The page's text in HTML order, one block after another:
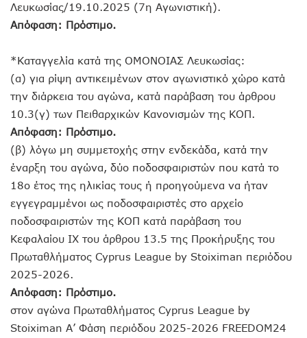
Λευκωσίας/19.10.2025 (7η Αγωνιστική).
Απόφαση: Πρόστιμο.
*Καταγγελία κατά της ΟΜΟΝΟΙΑΣ Λευκωσίας:
(α) για ρίψη αντικειμένων στον αγωνιστικό χώρο κατά
την διάρκεια του αγώνα, κατά παράβαση του άρθρου
10.3(γ) των Πειθαρχικών Κανονισμών της ΚΟΠ.
Απόφαση: Πρόστιμο.
(β) λόγω μη συμμετοχής στην ενδεκάδα, κατά την
έναρξη του αγώνα, δύο ποδοσφαιριστών που κατά το
18ο έτος της ηλικίας τους ή προηγούμενα να ήταν
εγγεγραμμένοι ως ποδοσφαιριστές στο αρχείο
ποδοσφαιριστών της ΚΟΠ κατά παράβαση του
Κεφαλαίου ΙΧ του άρθρου 13.5 της Προκήρυξης του
Πρωταθλήματος Cyprus League by Stoiximan περιόδου
2025-2026.
Απόφαση: Πρόστιμο.
στον αγώνα Πρωταθλήματος Cyprus League by
Stoiximan Α’ Φάση περιόδου 2025-2026 FREEDOM24